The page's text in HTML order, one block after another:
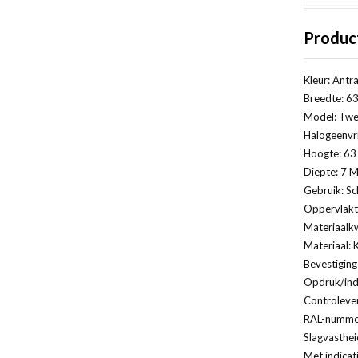
Kleur:
Breedte:
Model:
Hoogte:
Diepte: 7
Gebruik:
Materiaal:
Opdruk/
RAL-
Met